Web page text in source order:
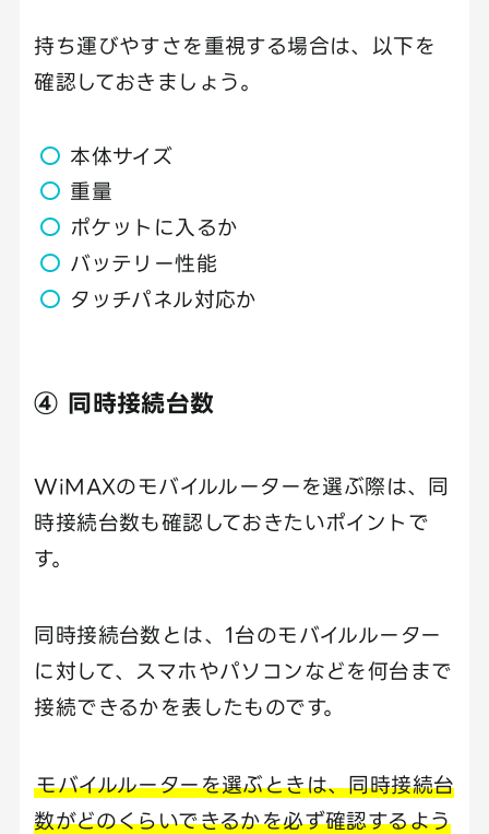
持ち運びやすさを重視する場合は、以下を
確認しておきましょう。
本体サイズ
重量
ポケットに入るか
バッテリー性能
タッチパネル対応か
④ 同時接続台数
WiMAXのモバイルルーターを選ぶ際は、同
時接続台数も確認しておきたいポイントで
す。
同時接続台数とは、1台のモバイルルーター
に対して、スマホやパソコンなどを何台まで
接続できるかを表したものです。
モバイルルーターを選ぶときは、同時接続台
数がどのくらいできるかを必ず確認するよう